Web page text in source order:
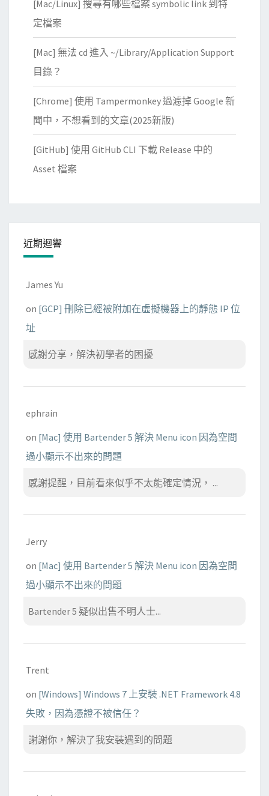
[Mac/Linux] 搜尋有哪些檔案 symbolic link 到特
定檔案
[Mac] 無法 cd 進入 ~/Library/Application Support
目錄？
[Chrome] 使用 Tampermonkey 過濾掉 Google 新
聞中，不想看到的文章(2025新版)
[GitHub] 使用 GitHub CLI 下載 Release 中的
Asset 檔案
近期迴響
James Yu
on [GCP] 刪除已經被附加在虛擬機器上的靜態 IP 位
址
感謝分享，解決初學者的困擾
ephrain
on [Mac] 使用 Bartender 5 解決 Menu icon 因為空間
過小顯示不出來的問題
感謝提醒，目前看來似乎不太能確定情況， ...
Jerry
on [Mac] 使用 Bartender 5 解決 Menu icon 因為空間
過小顯示不出來的問題
Bartender 5 疑似出售不明人士...
Trent
on [Windows] Windows 7 上安裝 .NET Framework 4.8
失敗，因為憑證不被信任？
謝謝你，解決了我安裝遇到的問題